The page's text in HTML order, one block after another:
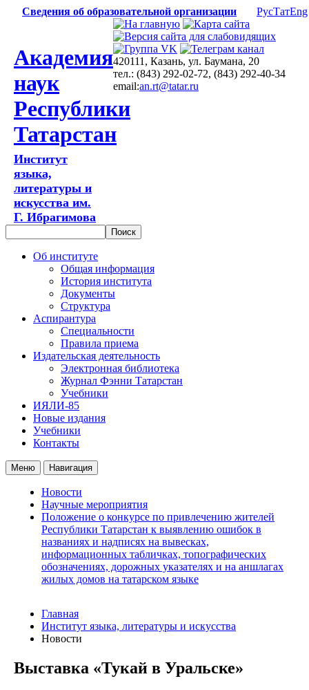
Сведения об образовательной организации РусТатEng
Академия
наук
Республики
Татарстан
Институт
языка,
литературы и
искусства им.
Г. Ибрагимова
420111, Казань, ул. Баумана, 20
тел.: (843) 292-02-72, (843) 292-40-34
email:an.rt@tatar.ru
Об институте
Общая информация
История института
Документы
Структура
Аспирантура
Специальности
Правила приема
Издательская деятельность
Электронная библиотека
Журнал Фэнни Татарстан
Учебники
ИЯЛИ-85
Новые издания
Учебники
Контакты
Меню Навигация
Новости
Научные мероприятия
Положение о конкурсе по привлечению жителей
Республики Татарстан к выявлению ошибок в
названиях и надписях на вывесках,
информационных табличках, топографических
обозначениях, дорожных указателях и на аншлагах
жилых домов на татарском языке
Главная
Институт языка, литературы и искусства
Новости
Выставка «Тукай в Уральске»